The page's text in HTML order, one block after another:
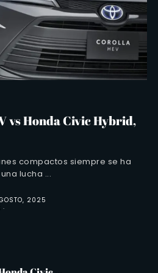
vs Honda Civic Hybrid,
compactos siempre se ha
lucha ...
2025